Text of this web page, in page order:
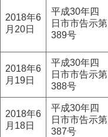
2018年6
月20日
平成30年四
日市市告示第
389号
2018年6
月19日
平成30年四
日市市告示第
388号
2018年6
月18日
平成30年四
日市市告示第
387号